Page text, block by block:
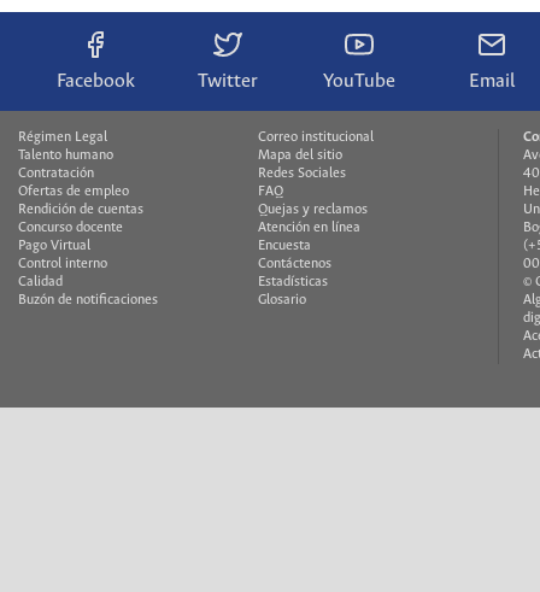
Facebook Twitter YouTube Email
Régimen Legal
Talento humano
Contratación
Ofertas de empleo
Rendición de cuentas
Concurso docente
Pago Virtual
Control interno
Calidad
Buzón de notificaciones
Correo institucional
Mapa del sitio
Redes Sociales
FAQ
Quejas y reclamos
Atención en línea
Encuesta
Contáctenos
Estadísticas
Glosario
©